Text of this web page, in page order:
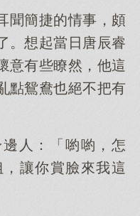
聞簡捷的情事，頗
。想起當日唐辰睿
意有些瞭然，他這
點鴛鴦也絕不把有
人：「喲喲，怎
讓你賞臉來我這